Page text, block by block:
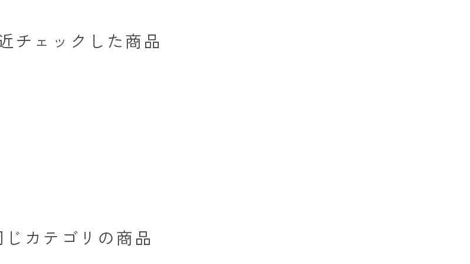
チェックした商品
じカテゴリの商品